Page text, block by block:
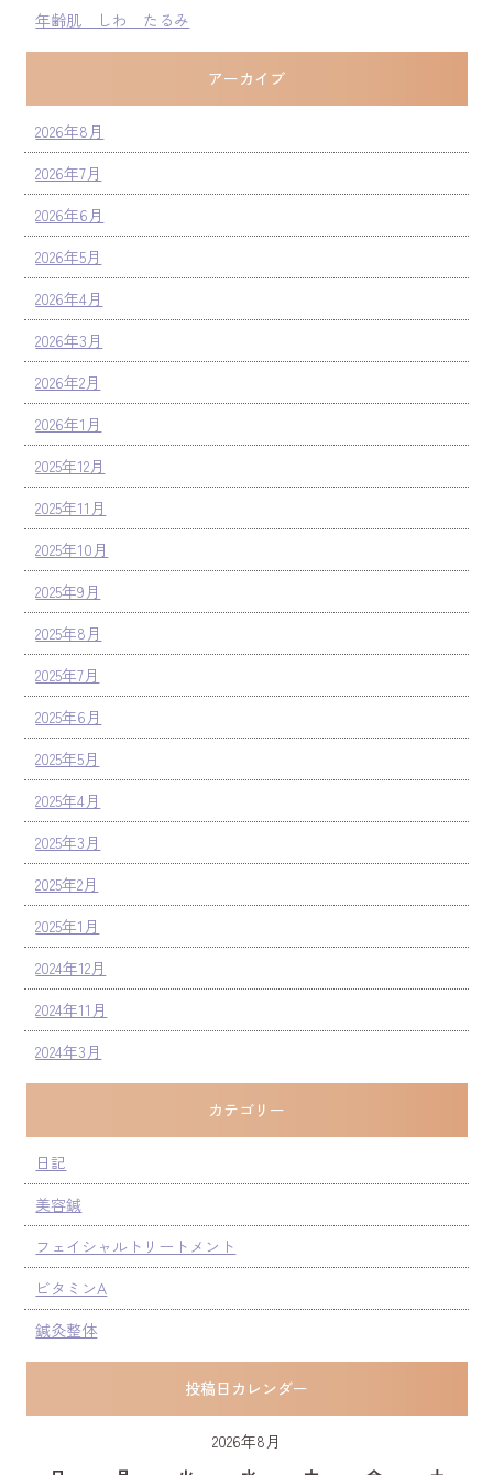
年齢肌 しわ たるみ
アーカイブ
2026年8月
2026年7月
2026年6月
2026年5月
2026年4月
2026年3月
2026年2月
2026年1月
2025年12月
2025年11月
2025年10月
2025年9月
2025年8月
2025年7月
2025年6月
2025年5月
2025年4月
2025年3月
2025年2月
2025年1月
2024年12月
2024年11月
2024年3月
カテゴリー
日記
美容鍼
フェイシャルトリートメント
ビタミンA
鍼灸整体
投稿日カレンダー
2026年8月